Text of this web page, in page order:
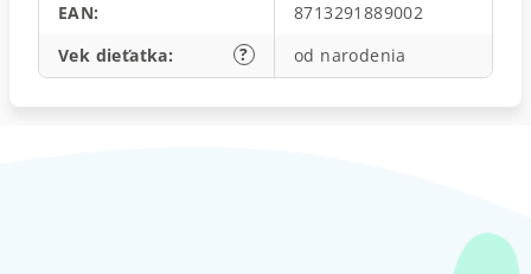
EAN:
8713291889002
?
Vek dieťatka: od narodenia